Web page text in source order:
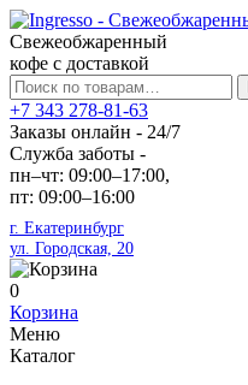
Свежеобжаренный
кофе с доставкой
Искать:
+7 343 278-81-63
Заказы онлайн - 24/7
Служба заботы -
пн–чт: 09:00–17:00,
пт: 09:00–16:00
г. Екатеринбург
ул. Городская, 20
0
Корзина
Меню
Каталог